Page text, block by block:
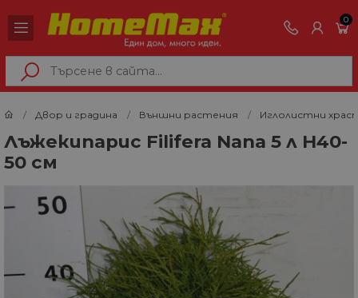
0
Двор и градина Външни растения Иглолистни
Лъжекипарис Filifera Nana 5 л H40-
50 см